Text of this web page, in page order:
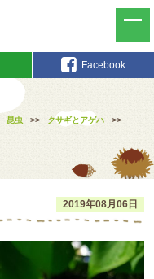
Facebook
昆虫 >> クサギとアゲハ
>>
2019年08月06日